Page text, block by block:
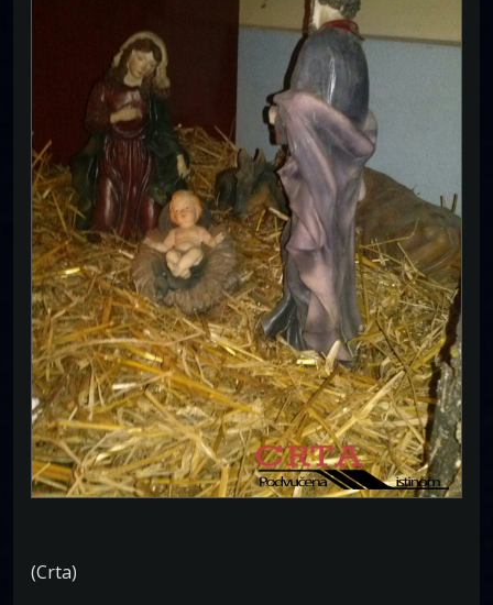
(Crta)